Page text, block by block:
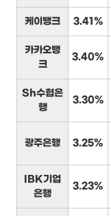
케이뱅크 3.41%
카카오뱅
크
3.40%
Sh수협은
행
3.30%
광주은행 3.25%
IBK기업
은행
3.23%